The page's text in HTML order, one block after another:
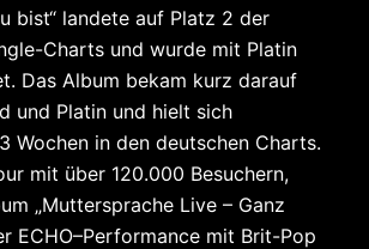
bist“ landete auf Platz 2 der
Charts und wurde mit Platin
Das Album bekam kurz darauf
und Platin und hielt sich
Wochen in den deutschen Charts.
mit über 120.000 Besuchern,
„Muttersprache Live – Ganz
ECHO–Performance mit Brit-Pop